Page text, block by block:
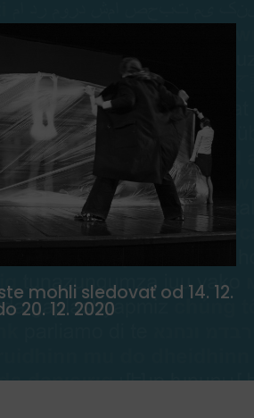
mohli sledovať od 14. 12.
20. 12. 2020